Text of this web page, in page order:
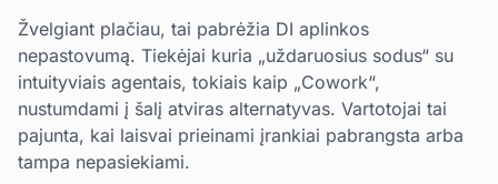
Žvelgiant plačiau, tai pabrėžia DI aplinkos
nepastovumą. Tiekėjai kuria „uždaruosius sodus“ su
intuityviais agentais, tokiais kaip „Cowork“,
nustumdami į šalį atviras alternatyvas. Vartotojai tai
pajunta, kai laisvai prieinami įrankiai pabrangsta arba
tampa nepasiekiami.